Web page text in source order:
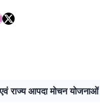
राज्य आपदा मोचन